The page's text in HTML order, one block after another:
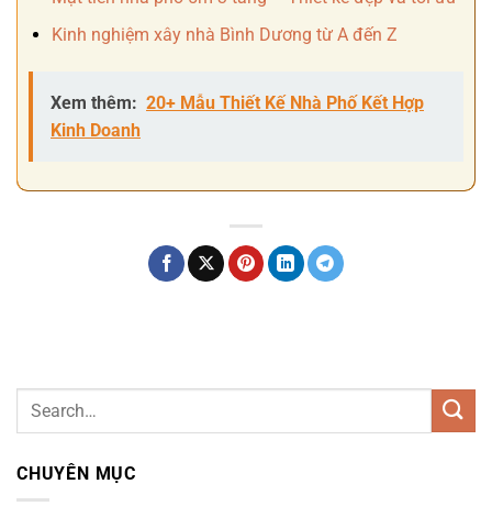
Kinh nghiệm xây nhà Bình Dương từ A đến Z
Xem thêm: 20+ Mẫu Thiết Kế Nhà Phố Kết Hợp
Kinh Doanh
CHUYÊN MỤC